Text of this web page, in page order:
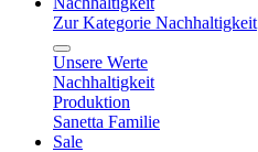
Zur Kategorie Nachhaltigkeit
Unsere Werte
Nachhaltigkeit
Produktion
Sanetta Familie
Sale